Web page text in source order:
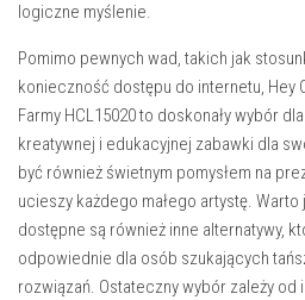
logiczne myślenie.
Pomimo pewnych wad, takich jak
konieczność dostępu do internetu, Hey
Farmy HCL15020 to doskonały wybór
kreatywnej i edukacyjnej zabawki dla
być również świetnym pomysłem na
ucieszy każdego małego artystę. Warto
dostępne są również inne alternatywy,
odpowiednie dla osób szukających
rozwiązań. Ostateczny wybór zależy